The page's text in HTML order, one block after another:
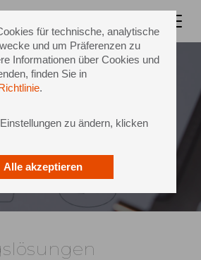
für technische, analytische
und um Präferenzen zu
Informationen über Cookies und
finden Sie in
.
zu ändern, klicken
Alle akzeptieren
Flaschendesigns